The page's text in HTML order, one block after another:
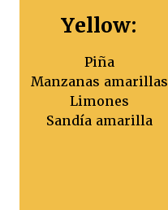
Yellow:
Piña
Manzanas amarillas
Limones
Sandía amarilla